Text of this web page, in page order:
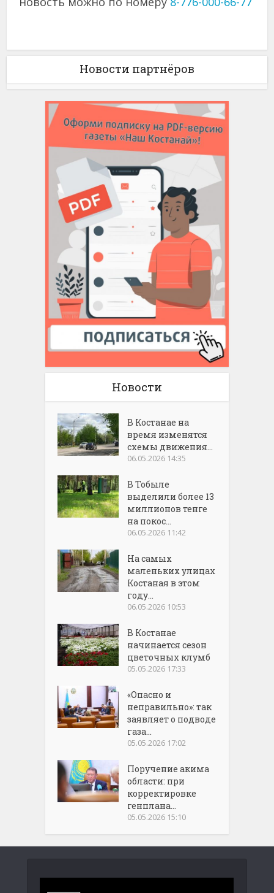
Новости партнёров
Новости
В Костанае на
время изменятся
схемы движения...
06.05.2026 14:35
В Тобыле
выделили более 13
миллионов тенге
на покос...
06.05.2026 11:42
На самых
маленьких улицах
Костаная в этом
году...
06.05.2026 10:53
В Костанае
начинается сезон
цветочных клумб
05.05.2026 17:33
«Опасно и
неправильно»: так
заявляет о подводе
газа...
05.05.2026 17:02
Поручение акима
области: при
корректировке
генплана...
05.05.2026 15:10